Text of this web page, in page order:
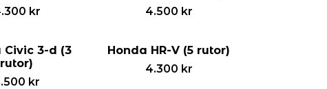
kr
4.500 kr
Civic 3-d (3
rutor)
kr
Honda HR-V (5 rutor)
4.300 kr